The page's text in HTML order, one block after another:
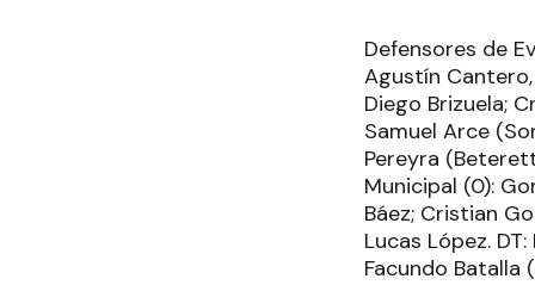
Defensores de
Agustín
Diego Brizuela;
Samuel Arce
Pereyra
Municipal (0):
Báez; Cristian
Lucas López.
Facundo Batalla